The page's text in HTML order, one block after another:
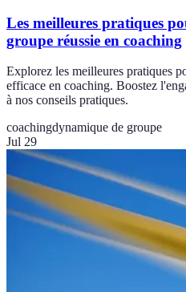
Les meilleures pratiques
groupe réussie en coaching
Explorez les meilleures pratiques
efficace en coaching. Boostez
à nos conseils pratiques.
coachingdynamique de groupe
Jul 29